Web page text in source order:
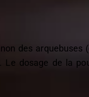
des arquebuses
dosage de la